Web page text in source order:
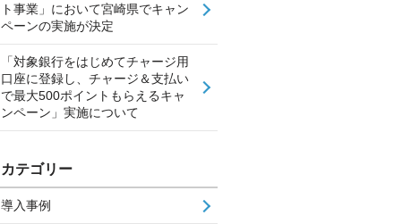
ト事業」において宮崎県でキャン
ペーンの実施が決定
「対象銀行をはじめてチャージ用
口座に登録し、チャージ＆支払い
で最大500ポイントもらえるキャ
ンペーン」実施について
カテゴリー
導入事例